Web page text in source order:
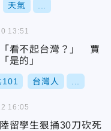
天氣
看不起台灣？」 賈
是的」
101 台灣人
13:51
留學生狠捅30刀砍死
16:05